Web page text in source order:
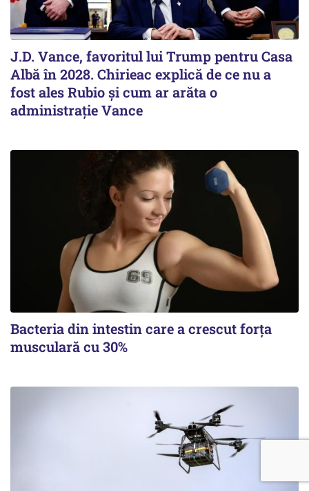
J.D. Vance, favoritul lui Trump pentru Casa
Albă în 2028. Chirieac explică de ce nu a
fost ales Rubio și cum ar arăta o
administrație Vance
Bacteria din intestin care a crescut forța
musculară cu 30%